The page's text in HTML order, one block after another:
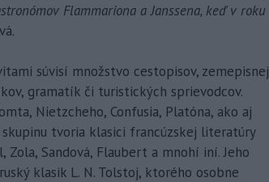
Flammariona a Janssena, keď v roku
súvisí množstvo cestopisov, zemepisnej
gramatík či turistických sprievodcov.
Nietzcheho, Confusia, Platóna, ako aj
skupinu tvoria klasici francúzskej literatúry
Zola, Sandová, Flaubert a mnohí iní. Jeho
klasik L. N. Tolstoj, ktorého osobne